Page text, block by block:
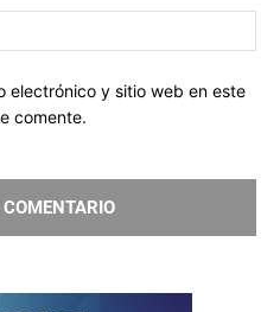
electrónico y sitio web en este
comente.